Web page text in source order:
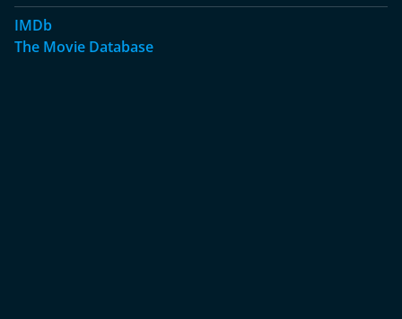
IMDb
The Movie Database